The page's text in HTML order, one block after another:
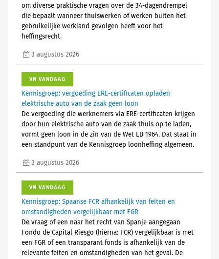
om diverse praktische vragen over de 34-dagendrempel
die bepaalt wanneer thuiswerken of werken buiten het
gebruikelijke werkland gevolgen heeft voor het
heffingsrecht.
3 augustus 2026
VN VANDAAG
Kennisgroep: vergoeding ERE-certificaten opladen
elektrische auto van de zaak geen loon
De vergoeding die werknemers via ERE-certificaten krijgen
door hun elektrische auto van de zaak thuis op te laden,
vormt geen loon in de zin van de Wet LB 1964. Dat staat in
een standpunt van de Kennisgroep loonheffing algemeen.
3 augustus 2026
VN VANDAAG
Kennisgroep: Spaanse FCR afhankelijk van feiten en
omstandigheden vergelijkbaar met FGR
De vraag of een naar het recht van Spanje aangegaan
Fondo de Capital Riesgo (hierna: FCR) vergelijkbaar is met
een FGR of een transparant fonds is afhankelijk van de
relevante feiten en omstandigheden van het geval. De